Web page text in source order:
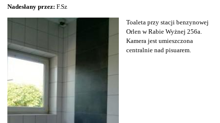
Nadesłany przez: F.Sz
Toaleta przy stacji benzynowej
Orlen w Rabie Wyżnej 256a.
Kamera jest umieszczona
centralnie nad pisuarem.